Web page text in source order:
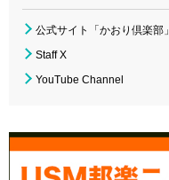
公式サイト「かおり倶楽部」
Staff X
YouTube Channel